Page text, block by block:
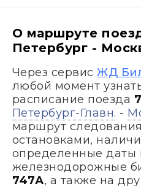
О маршруте
Петербург -
Через сервисЖД
любой момент
расписание поезда
Петербург-Главн. -
маршрут
остановками,
определенные даты
железнодорожные
747А, а также на